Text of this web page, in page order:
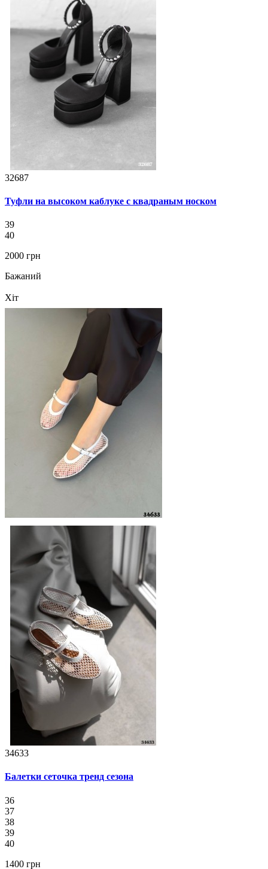
32687
Туфли на высоком каблуке с квадраным носком
39
40
2000 грн
Бажаний
Хіт
34633
Балетки сеточка тренд сезона
36
37
38
39
40
1400 грн